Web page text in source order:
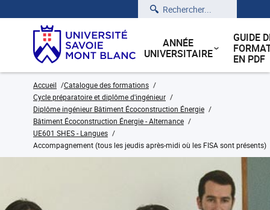
Rechercher
ANNÉE
UNIVERSITAIRE
GUIDE
EN PDF
Accueil
Catalogue des formations
Cycle préparatoire et diplôme d'ingénieur
Diplôme ingénieur Bâtiment Écoconstruction Énergie
Bâtiment Écoconstruction Énergie - Alternance
UE601 SHES - Langues
Accompagnement (tous les jeudis après-midi où les FISA sont présents)